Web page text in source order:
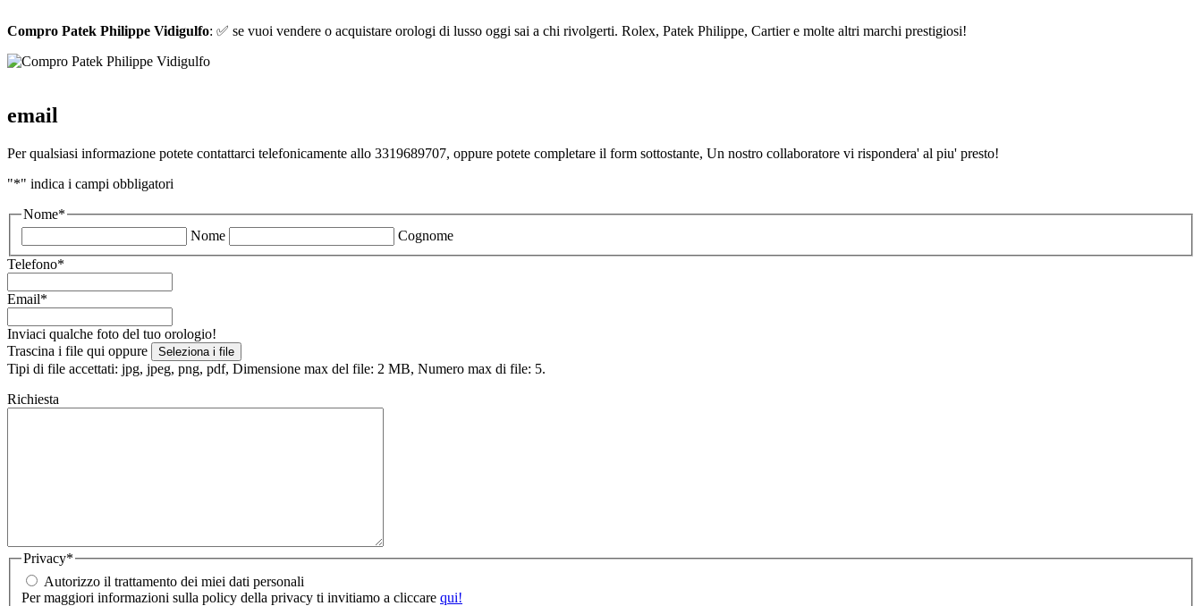
Compro Patek Philippe Vidigulfo: ✅ se vuoi vendere o acquistare orologi di lusso oggi sai a chi rivolgerti. Rolex, Patek Philippe, Cartier e molte altri marchi prestigiosi!
email
Per qualsiasi informazione potete contattarci telefonicamente allo 3319689707, oppure potete completare il form sottostante, Un nostro collaboratore vi rispondera' al piu' presto!
"*" indica i campi obbligatori
Nome*
Nome
Cognome
Telefono*
Email*
Inviaci qualche foto del tuo orologio!
Trascina i file qui oppure
Seleziona i file
Tipi di file accettati: jpg, jpeg, png, pdf, Dimensione max del file: 2 MB, Numero max di file: 5.
Richiesta
Privacy*
Autorizzo il trattamento dei miei dati personali
Per maggiori informazioni sulla policy della privacy ti invitiamo a cliccare qui!